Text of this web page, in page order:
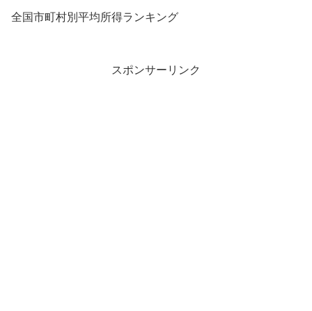
全国市町村別平均所得ランキング
スポンサーリンク